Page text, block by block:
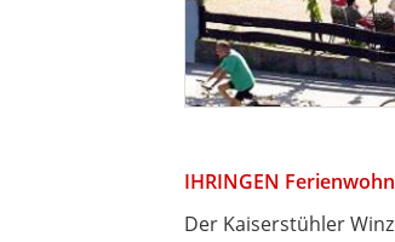
IHRINGEN
Der Kaiserstühler